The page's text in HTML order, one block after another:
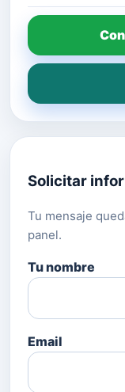
Solicitar
Tu mensaje
panel.
Tu nombre
Email